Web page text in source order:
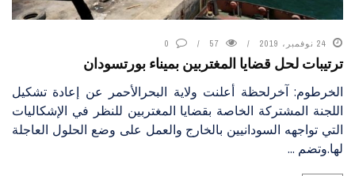
24 نوفمبر، 2019 57
0
ترتيبات لحل قضايا المغتربين بميناء بورتسودان
الخرطوم: آخرلحظة أعلنت ولاية البحرالأحمر عن إعادة تشكيل
اللجنة المشتركة الخاصة بقضايا المغتربين للنظر في الإشكاليات
التي تواجهه السودانيين بالخارج والعمل على وضع الحلول العاجلة
لها.وتضم ...